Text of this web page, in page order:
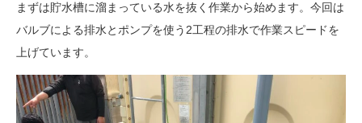
まずは貯水槽に溜まっている水を抜く作業から始めます。今回は
バルブによる排水とポンプを使う2工程の排水で作業スピードを
上げています。